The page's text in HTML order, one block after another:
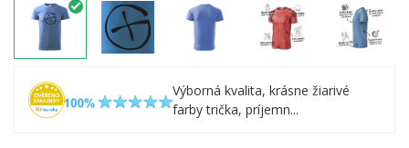
Výborná kvalita, krásne žiarivé
farby trička, príjemn...